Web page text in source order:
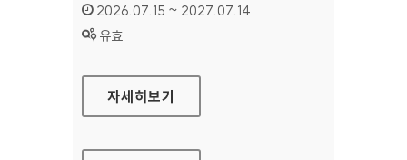
인증기간 :
2026.07.15 ~ 2027.07.14
상태 :
유효
장흥군청
자세히보기